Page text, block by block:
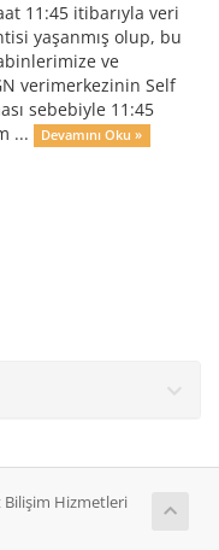
11:45 itibarıyla veri
yaşanmış olup, bu
ve
verimerkezinin Self
sebebiyle 11:45
...
Devamını Oku »
Hizmetleri